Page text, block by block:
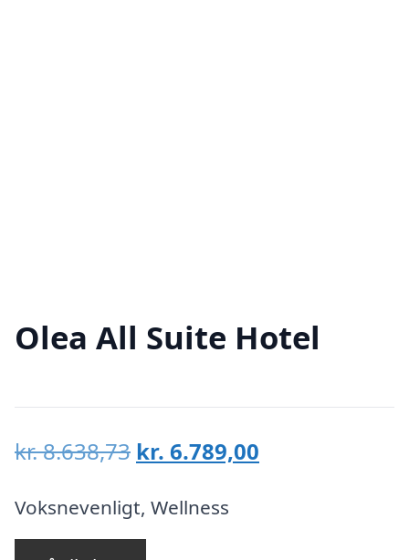
Olea All Suite Hotel
kr.8.638,73 Den
pris
var:
kr. 6.789,00
Voksnevenligt, Wellness